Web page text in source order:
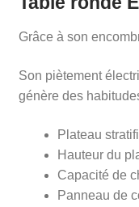
Grâce à son
Son piètement
génère des
Plateau
Hauteur du
Capacité de
Panneau de